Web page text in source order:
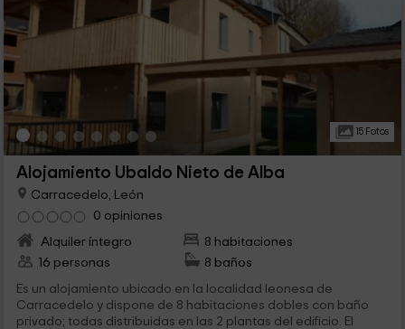
15 Fotos
Alojamiento Ubaldo Nieto de Alba
Carracedelo, León
0 opiniones
Alquiler íntegro
8 habitaciones
16 personas
8 baños
Es un alojamiento ubicado en la localidad leonesa de
Carracedelo y dispone de 8 habitaciones dobles con baño
privado; todas distribuidas en las 2 plantas del edificio. El